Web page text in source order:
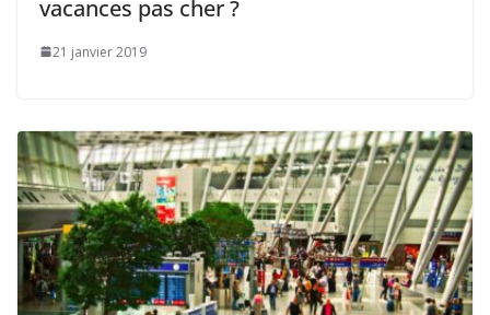
vacances pas cher ?
21 janvier 2019